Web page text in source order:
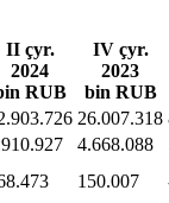
II çyr.
2024
RUB
IV çyr.
2023
bin RUB
26.007.318
4.668.088
150.007